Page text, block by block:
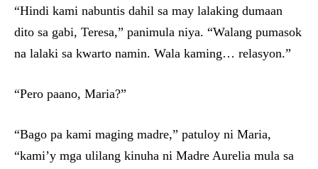
“Hindi kami nabuntis dahil sa may lalaking dumaan
dito sa gabi, Teresa,” panimula niya. “Walang pumasok
na lalaki sa kwarto namin. Wala kaming… relasyon.”
“Pero paano, Maria?”
“Bago pa kami maging madre,” patuloy ni Maria,
“kami’y mga ulilang kinuha ni Madre Aurelia mula sa